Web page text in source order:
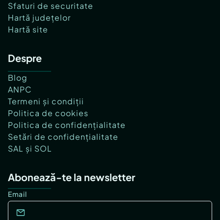
Sfaturi de securitate
Hartă județelor
Hartă site
Despre
Blog
ANPC
Termeni și condiții
Politica de cookies
Politica de confidențialitate
Setări de confidențialitate
SAL și SOL
Abonează-te la newsletter
Email